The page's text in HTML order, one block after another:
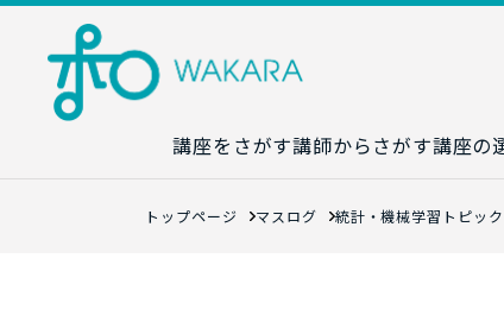
講座をさがす講師からさがす講座の
講座カレン
トップページ マスログ 統計・機械学習トピック